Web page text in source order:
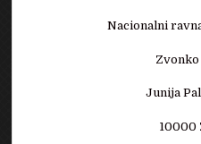
Nacionalni
Zvonko
Junija
10000